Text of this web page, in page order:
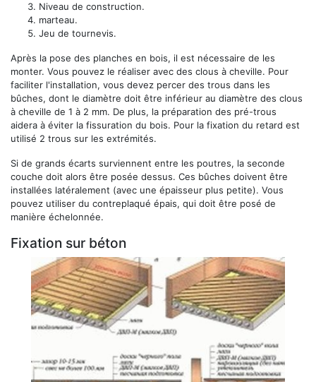
Niveau de construction.
marteau.
Jeu de tournevis.
Après la pose des planches en bois, il est nécessaire de les
monter. Vous pouvez le réaliser avec des clous à cheville. Pour
faciliter l'installation, vous devez percer des trous dans les
bûches, dont le diamètre doit être inférieur au diamètre des clous
à cheville de 1 à 2 mm. De plus, la préparation des pré-trous
aidera à éviter la fissuration du bois. Pour la fixation du retard est
utilisé 2 trous sur les extrémités.
Si de grands écarts surviennent entre les poutres, la seconde
couche doit alors être posée dessus. Ces bûches doivent être
installées latéralement (avec une épaisseur plus petite). Vous
pouvez utiliser du contreplaqué épais, qui doit être posé de
manière échelonnée.
Fixation sur béton